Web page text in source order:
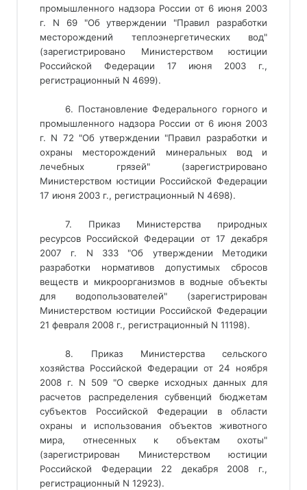
промышленного надзора России от 6 июня 2003
г. N 69 "Об утверждении "Правил разработки
месторождений теплоэнергетических вод"
(зарегистрировано Министерством юстиции
Российской Федерации 17 июня 2003 г.,
регистрационный N 4699).
6. Постановление Федерального горного и
промышленного надзора России от 6 июня 2003
г. N 72 "Об утверждении "Правил разработки и
охраны месторождений минеральных вод и
лечебных грязей" (зарегистрировано
Министерством юстиции Российской Федерации
17 июня 2003 г., регистрационный N 4698).
7. Приказ Министерства природных
ресурсов Российской Федерации от 17 декабря
2007 г. N 333 "Об утверждении Методики
разработки нормативов допустимых сбросов
веществ и микроорганизмов в водные объекты
для водопользователей" (зарегистрирован
Министерством юстиции Российской Федерации
21 февраля 2008 г., регистрационный N 11198).
8. Приказ Министерства сельского
хозяйства Российской Федерации от 24 ноября
2008 г. N 509 "О сверке исходных данных для
расчетов распределения субвенций бюджетам
субъектов Российской Федерации в области
охраны и использования объектов животного
мира, отнесенных к объектам охоты"
(зарегистрирован Министерством юстиции
Российской Федерации 22 декабря 2008 г.,
регистрационный N 12923).